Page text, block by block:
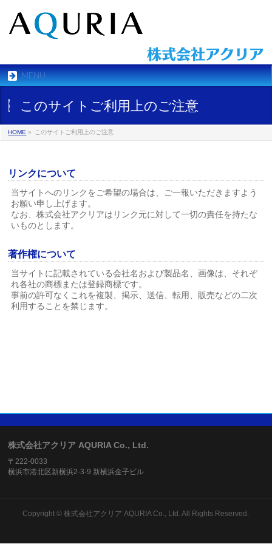
MENU
このサイトご利用上のご注意
HOME » このサイトご利用上のご注意
リンクについて
当サイトへのリンクをご希望の場合は、ご一報いただきますよう
お願い申し上げます。
なお、株式会社アクリアはリンク元に対して一切の責任を持たな
いものとします。
著作権について
当サイトに記載されている会社名および製品名、画像は、それぞ
れ各社の商標または登録商標です。
事前の許可なくこれを複製、掲示、送信、転用、販売などの二次
利用することを禁じます。
株式会社アクリア AQURIA Co., Ltd.
〒222-0033
横浜市港北区新横浜2-3-9 新横浜金子ビル
Copyright ©株式会社アクリア AQURIA Co., Ltd. All Rights Reserved.